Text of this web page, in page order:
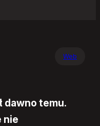
Web
dawno temu.
nie